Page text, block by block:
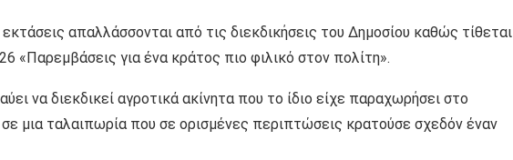
εκτάσεις απαλλάσσονται από τις διεκδικήσεις του Δημοσίου καθώς τίθεται
«Παρεμβάσεις για ένα κράτος πιο φιλικό στον πολίτη».
να διεκδικεί αγροτικά ακίνητα που το ίδιο είχε παραχωρήσει στο
μια ταλαιπωρία που σε ορισμένες περιπτώσεις κρατούσε σχεδόν έναν